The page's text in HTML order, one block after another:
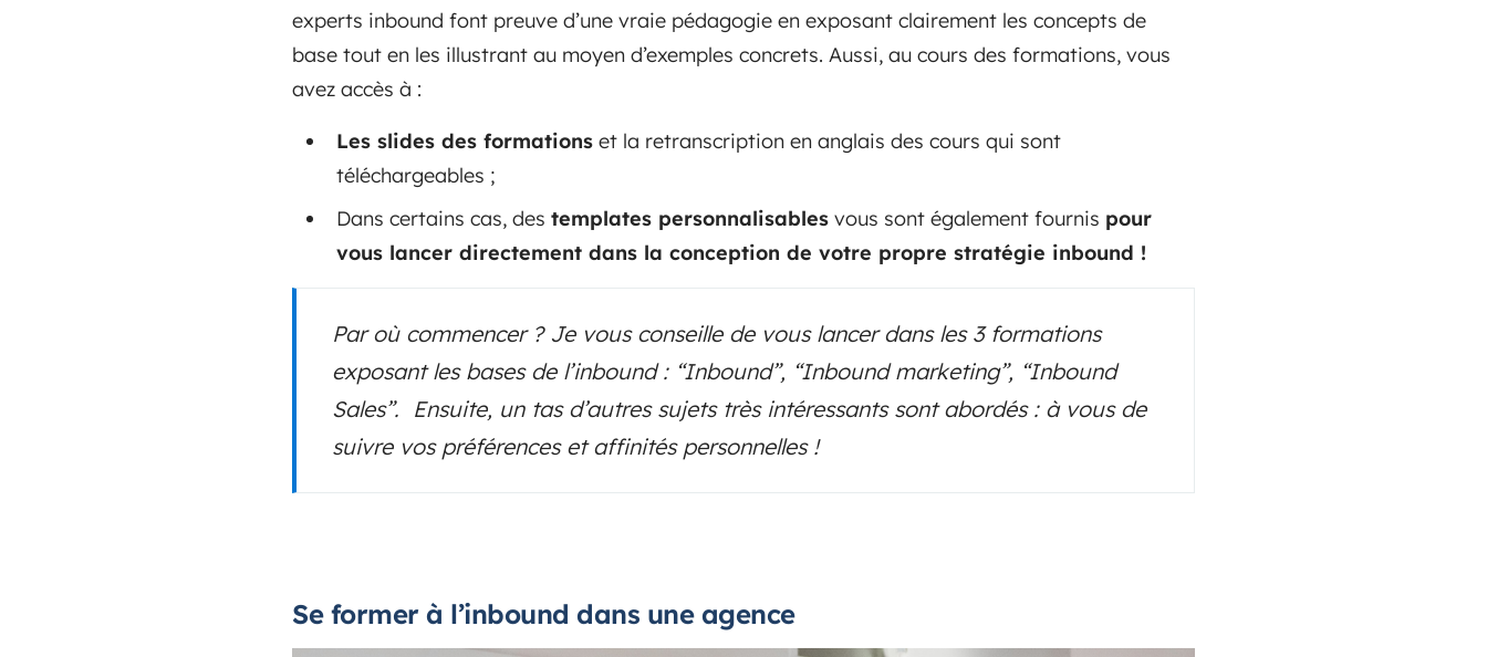
experts inbound font preuve d’une vraie pédagogie en exposant clairement les concepts de
base tout en les illustrant au moyen d’exemples concrets. Aussi, au cours des formations, vous
avez accès à :
Les slides des formations et la retranscription en anglais des cours qui sont
téléchargeables ;
Dans certains cas, des templates personnalisables vous sont également fournis pour
vous lancer directement dans la conception de votre propre stratégie inbound !
Par où commencer ? Je vous conseille de vous lancer dans les 3 formations
exposant les bases de l’inbound : “Inbound”, “Inbound marketing”, “Inbound
Sales”. Ensuite, un tas d’autres sujets très intéressants sont abordés : à vous de
suivre vos préférences et affinités personnelles !
Se former à l’inbound dans une agence